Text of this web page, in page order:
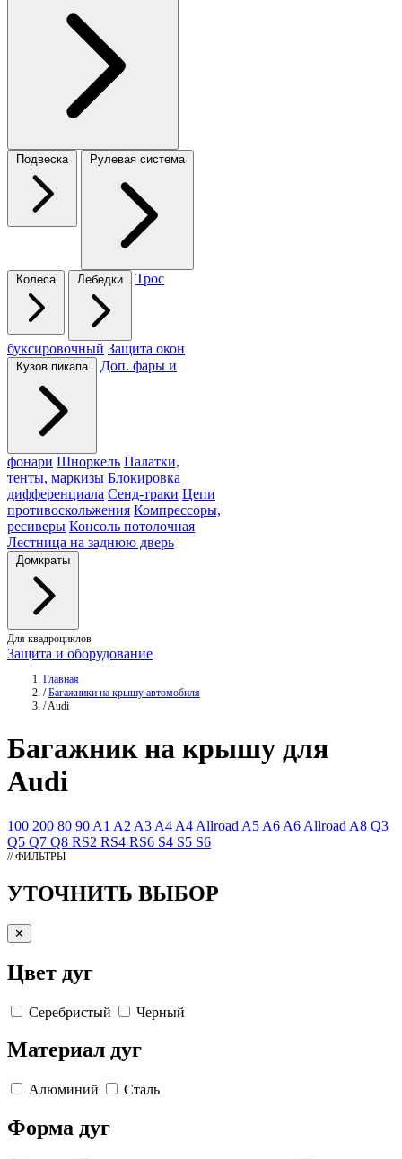
Подвеска Рулевая система
Колеса Лебедки Трос
буксировочный Защита окон
Кузов пикапа Доп. фары и
фонари Шноркель Палатки,
тенты, маркизы Блокировка
дифференциала Сенд-траки Цепи
противоскольжения Компрессоры,
ресиверы Консоль потолочная
Лестница на заднюю дверь
Домкраты
Для квадроциклов
Защита и оборудование
Главная
/ Багажники на крышу автомобиля
/Audi
Багажникна крышу для
Audi
100 200 80 90 A1 A2 A3 A4 A4 Allroad A5 A6 A6 Allroad A8 Q3
Q5 Q7 Q8 RS2 RS4 RS6 S4 S5 S6
// ФИЛЬТРЫ
УТОЧНИТЬ ВЫБОР
✕
Цвет дуг
Серебристый Черный
Материал дуг
Алюминий Сталь
Форма дуг